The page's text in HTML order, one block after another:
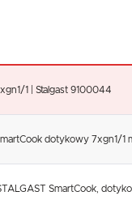
1 | Stalgast 9100044
dotykowy 7xgn1/1
SmartCook,